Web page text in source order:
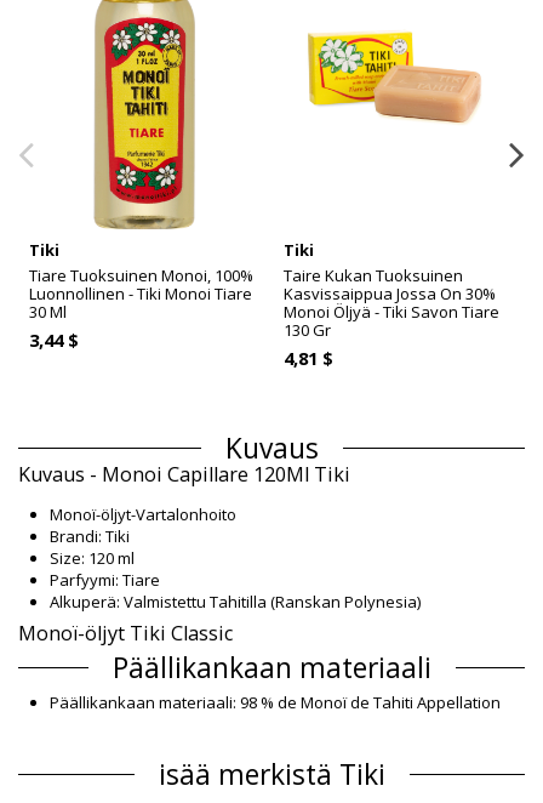
Tiki
Tiare Tuoksuinen Monoi, 100%
Luonnollinen - Tiki Monoi Tiare
30 Ml
3,44 $
Tiki
Taire Kukan Tuoksuinen
Kasvissaippua Jossa On 30%
Monoi Öljyä - Tiki Savon Tiare
130 Gr
4,81 $
Kuvaus
Kuvaus - Monoi Capillare 120Ml Tiki
Monoï-öljyt-Vartalonhoito
Brandi: Tiki
Size: 120 ml
Parfyymi: Tiare
Alkuperä: Valmistettu Tahitilla (Ranskan Polynesia)
Monoï-öljyt Tiki Classic
Päällikankaan materiaali
Päällikankaan materiaali: 98 % de Monoï de Tahiti Appellation
Rosamarinus officinalis oil, Lavandula angustifolia oil, Citrus
medica oil, Cymbopogon flexuosus o
isää merkistä Tiki